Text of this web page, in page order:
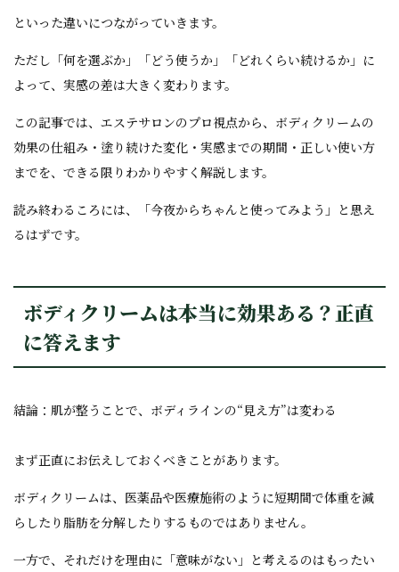
といった違いにつながっていきます。
ただし「何を選ぶか」「どう使うか」「どれくらい続けるか」に
よって、実感の差は大きく変わります。
この記事では、エステサロンのプロ視点から、ボディクリームの
効果の仕組み・塗り続けた変化・実感までの期間・正しい使い方
までを、できる限りわかりやすく解説します。
読み終わるころには、「今夜からちゃんと使ってみよう」と思え
るはずです。
ボディクリームは本当に効果ある？正直
に答えます
結論：肌が整うことで、ボディラインの“見え方”は変わる
まず正直にお伝えしておくべきことがあります。
ボディクリームは、医薬品や医療施術のように短期間で体重を減
らしたり脂肪を分解したりするものではありません。
一方で、それだけを理由に「意味がない」と考えるのはもったい